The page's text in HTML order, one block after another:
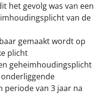
het gevolg was van een
van de
gemaakt wordt op
plicht
geheimhoudingsplicht
periode van 3 jaar na